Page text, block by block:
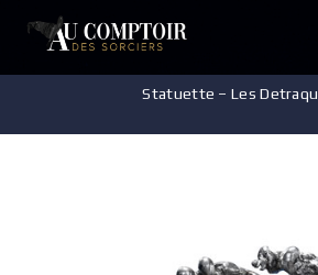
Statuette – Les